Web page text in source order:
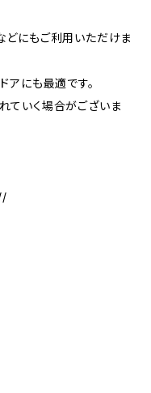
どにもご利用いただけま
アにも最適です。
ていく場合がございま